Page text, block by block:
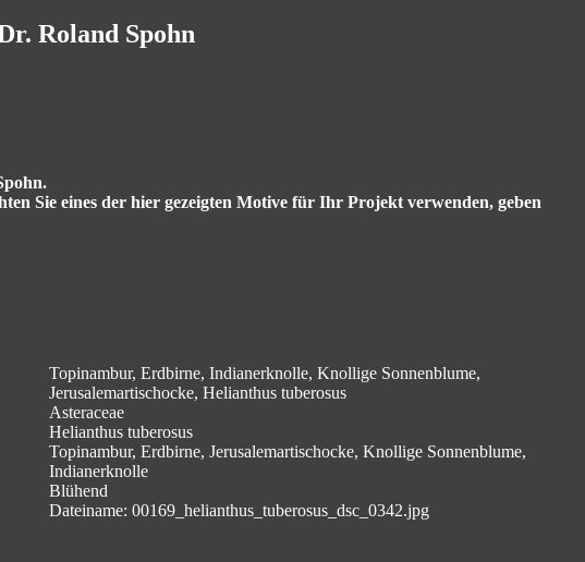
Roland Spohn
Sie eines der hier gezeigten Motive für Ihr Projekt verwenden, geben
Topinambur, Erdbirne, Indianerknolle, Knollige Sonnenblume,
Jerusalemartischocke, Helianthus tuberosus
Asteraceae
Helianthus tuberosus
Topinambur, Erdbirne, Jerusalemartischocke, Knollige Sonnenblume,
Indianerknolle
Blühend
Dateiname: 00169_helianthus_tuberosus_dsc_0342.jpg